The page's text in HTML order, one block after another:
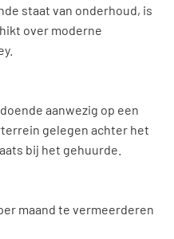
staat van onderhoud, is
over moderne
aanwezig op een
gelegen achter het
bij het gehuurde.
maand te vermeerderen